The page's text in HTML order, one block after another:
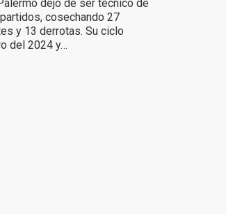
dejó de ser técnico de
cosechando 27
y 13 derrotas. Su ciclo
del 2024 y…